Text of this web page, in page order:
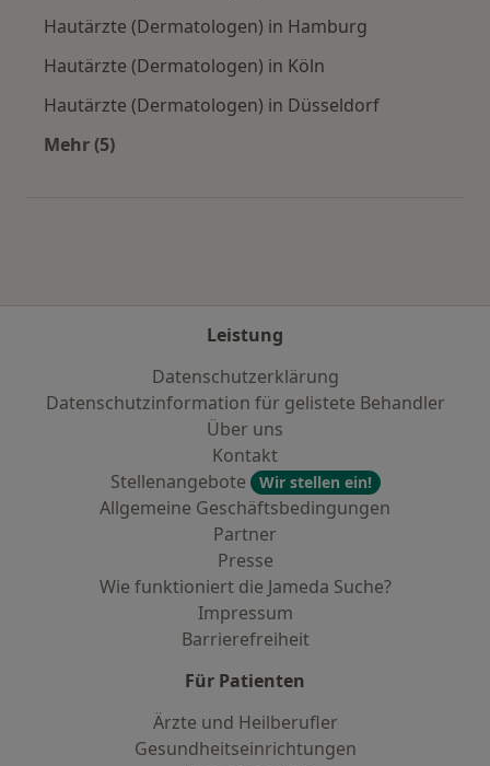
Hautärzte (Dermatologen) in Hamburg
Hautärzte (Dermatologen) in Köln
Hautärzte (Dermatologen) in Düsseldorf
Mehr (5)
Leistung
Datenschutzerklärung
Datenschutzinformation für gelistete Behandler
Über uns
Kontakt
Stellenangebote
Wir stellen ein!
Allgemeine Geschäftsbedingungen
Partner
Presse
Wie funktioniert die Jameda Suche?
Impressum
Barrierefreiheit
Für Patienten
Ärzte und Heilberufler
Gesundheitseinrichtungen